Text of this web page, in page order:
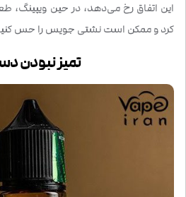
این اتفاق رخ می‌دهد، در حین ویپینگ،
کرد و ممکن است نشتی جویس را حس
تمیز نبودن